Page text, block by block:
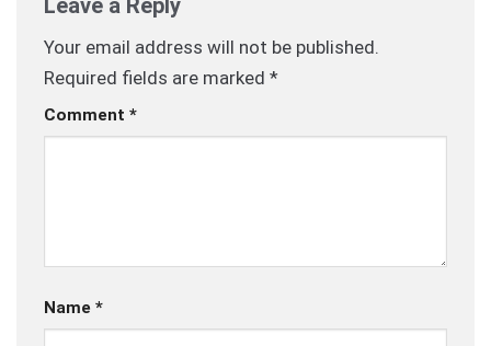
Your email address will not be published.
Required fields are marked *
Comment *
Name *